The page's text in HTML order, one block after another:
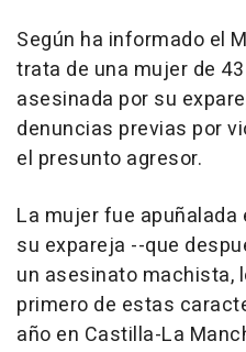
Según ha informado el
trata de una mujer de
asesinada por su
denuncias previas por
el presunto agresor.
La mujer fue apuñalada
su expareja --que
un asesinato machista,
primero de estas
año en Castilla-La